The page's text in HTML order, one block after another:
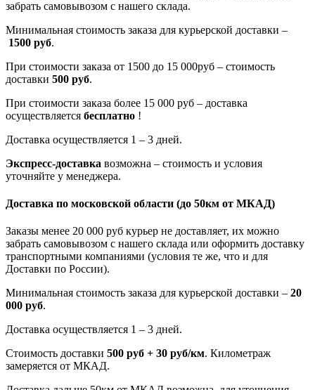
забрать самовывозом с нашего склада.
Минимальная стоимость заказа для курьерской доставки –
1500 руб.
При стоимости заказа от 1500 до 15 000руб – стоимость
доставки 500 руб.
При стоимости заказа более 15 000 руб – доставка
осуществляется бесплатно !
Доставка осуществляется 1 – 3 дней.
Экспресс-доставка возможна – стоимость и условия
уточняйте у менеджера.
Доставка по московской области (до 50км от МКАД)
Заказы менее 20 000 руб курьер не доставляет, их можно
забрать самовывозом с нашего склада или оформить доставку
транспортными компаниями (условия те же, что и для
Доставки по России).
Минимальная стоимость заказа для курьерской доставки – 20
000 руб.
Доставка осуществляется 1 – 3 дней.
Стоимость доставки 500 руб + 30 руб/км. Километраж
замеряется от МКАД.